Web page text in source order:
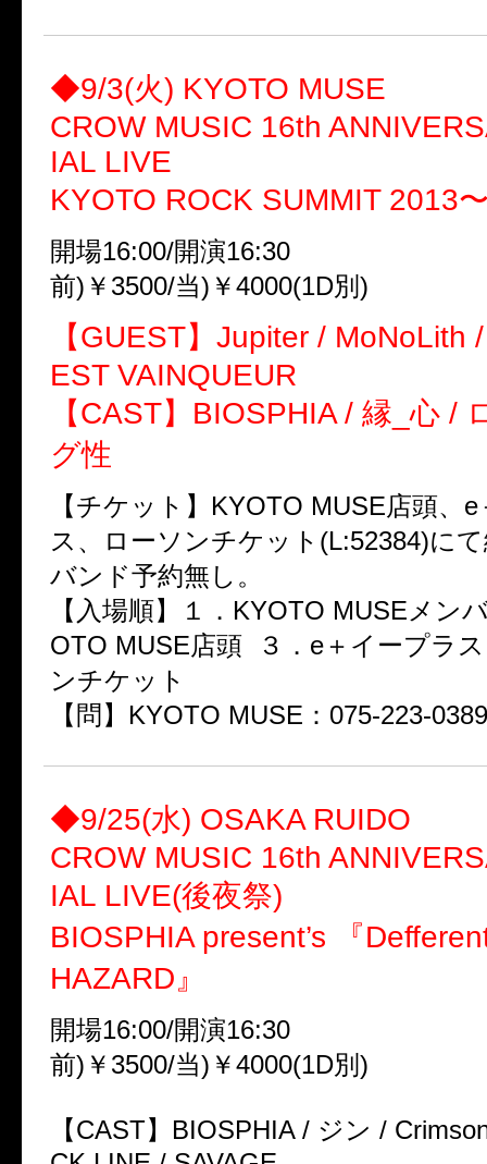
◆9/3(火) KYOTO MUSE
CROW MUSIC 16th
IAL LIVE
KYOTO ROCK SUMMIT 2013
開場16:00/開演16:30
前)￥3500/当)￥4000(1D別)
【GUEST】Jupiter / MoNoLith
EST VAINQUEUR
【CAST】BIOSPHIA / 縁_心 /
グ性
【チケット】KYOTO MUSE店頭、
ス、ローソンチケット(L:52384)に
バンド予約無し。
【入場順】１．KYOTO MUSEメン
OTO MUSE店頭 ３．e＋イープラ
ンチケット
【問】KYOTO MUSE：075-223-0389
◆9/25(水) OSAKA RUIDO
CROW MUSIC 16th
IAL LIVE(後夜祭)
BIOSPHIA present’s 『
HAZARD』
開場16:00/開演16:30
前)￥3500/当)￥4000(1D別)
【CAST】BIOSPHIA / ジン /